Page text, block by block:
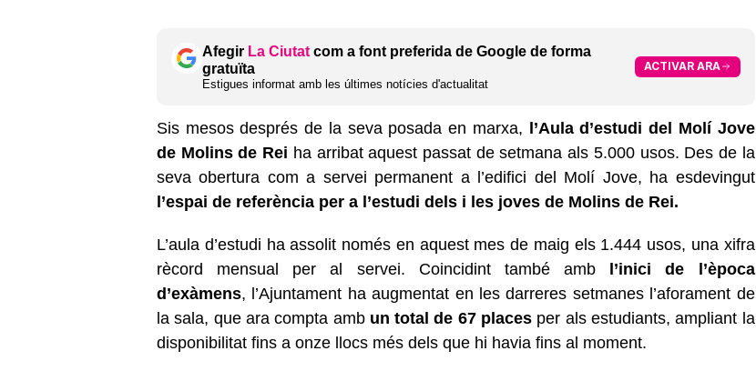
Afegir La Ciutat com a font preferida de Google de forma
gratuïta
Estigues informat amb les últimes notícies d'actualitat
ACTIVAR ARA
Sis mesos després de la seva posada en marxa, l’Aula d’estudi del Molí Jove
de Molins de Rei ha arribat aquest passat de setmana als 5.000 usos. Des de la
seva obertura com a servei permanent a l’edifici del Molí Jove, ha esdevingut
l’espai de referència per a l’estudi dels i les joves de Molins de Rei.
L’aula d’estudi ha assolit només en aquest mes de maig els 1.444 usos, una xifra
rècord mensual per al servei. Coincidint també amb l’inici de l’època
d’exàmens, l’Ajuntament ha augmentat en les darreres setmanes l’aforament de
la sala, que ara compta amb un total de 67 places per als estudiants, ampliant la
disponibilitat fins a onze llocs més dels que hi havia fins al moment.